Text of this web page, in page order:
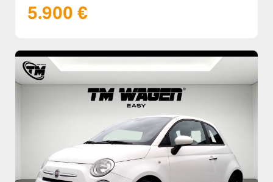
5.900 €